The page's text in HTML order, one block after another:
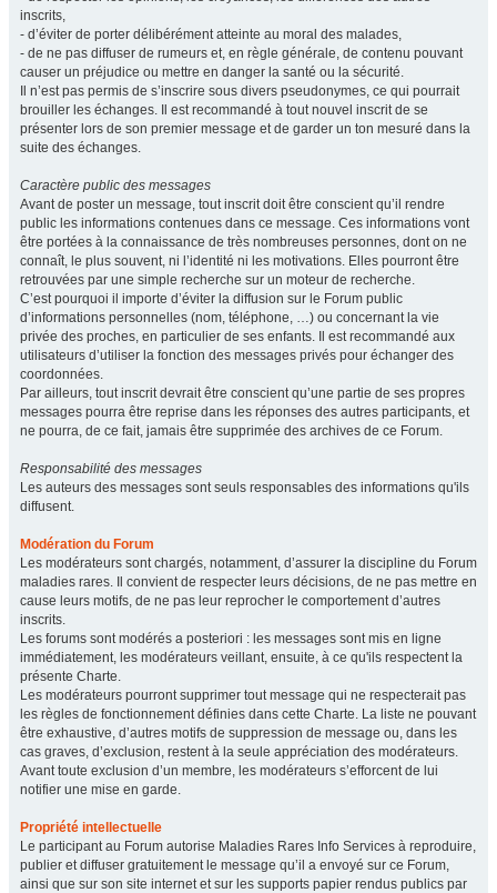
inscrits,
- d’éviter de porter délibérément atteinte au moral des malades,
- de ne pas diffuser de rumeurs et, en règle générale, de contenu pouvant
causer un préjudice ou mettre en danger la santé ou la sécurité.
Il n’est pas permis de s’inscrire sous divers pseudonymes, ce qui pourrait
brouiller les échanges. Il est recommandé à tout nouvel inscrit de se
présenter lors de son premier message et de garder un ton mesuré dans la
suite des échanges.
Caractère public des messages
Avant de poster un message, tout inscrit doit être conscient qu’il rendre
public les informations contenues dans ce message. Ces informations vont
être portées à la connaissance de très nombreuses personnes, dont on ne
connaît, le plus souvent, ni l’identité ni les motivations. Elles pourront être
retrouvées par une simple recherche sur un moteur de recherche.
C’est pourquoi il importe d’éviter la diffusion sur le Forum public
d’informations personnelles (nom, téléphone, …) ou concernant la vie
privée des proches, en particulier de ses enfants. Il est recommandé aux
utilisateurs d’utiliser la fonction des messages privés pour échanger des
coordonnées.
Par ailleurs, tout inscrit devrait être conscient qu’une partie de ses propres
messages pourra être reprise dans les réponses des autres participants, et
ne pourra, de ce fait, jamais être supprimée des archives de ce Forum.
Responsabilité des messages
Les auteurs des messages sont seuls responsables des informations qu'ils
diffusent.
Modération du Forum
Les modérateurs sont chargés, notamment, d’assurer la discipline du Forum
maladies rares. Il convient de respecter leurs décisions, de ne pas mettre en
cause leurs motifs, de ne pas leur reprocher le comportement d’autres
inscrits.
Les forums sont modérés a posteriori : les messages sont mis en ligne
immédiatement, les modérateurs veillant, ensuite, à ce qu'ils respectent la
présente Charte.
Les modérateurs pourront supprimer tout message qui ne respecterait pas
les règles de fonctionnement définies dans cette Charte. La liste ne pouvant
être exhaustive, d’autres motifs de suppression de message ou, dans les
cas graves, d’exclusion, restent à la seule appréciation des modérateurs.
Avant toute exclusion d’un membre, les modérateurs s’efforcent de lui
notifier une mise en garde.
Propriété intellectuelle
Le participant au Forum autorise Maladies Rares Info Services à reproduire,
publier et diffuser gratuitement le message qu’il a envoyé sur ce Forum,
ainsi que sur son site internet et sur les supports papier rendus publics par